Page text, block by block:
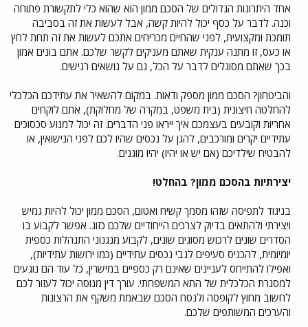
אחד היתרונות הגדולים של הסכם ממון הוא שהוא כלי לתקשורת פתוחה
וכנה. לדבר על כסף יכול להיות קשה, אבל לעשות את זה בסביבה
תומכת ומקצועית, לפני שהחיים מכריחים אתכם לעשות את זה תחת לחץ
או כעס, זו מתנה ענקית שאתם מעניקים לקשר שלכם. אתם בונים אמון
בכך שאתם מסוגלים לדבר על הכל, גם על נושאים רגישים.
והביטחון? הסכם ממון מספק ודאות. במקום להשאיר את עתידכם הכלכלי
להחלטה חיצונית (בית משפט, במקרה של מחלוקת), אתם לוקחים
אחריות וקובעים בעצמכם איך ייראו פני הדברים. זה יכול למנוע סכסוכים
עתידיים יקרים ומורכבים, להגן על נכסים שהיו לכם לפני הנישואין, או
להבטיח שילדיכם (אם יש או יהיו) יהיו מוגנים.
יצירתיות בהסכם ממון? בהחלט!
בניגוד לתפיסה שזהו מסמך קשיח ואטום, הסכם ממון יכול להיות גמיש
ויצירתי ולהתאים בדיוק לצרכים הייחודיים שלכם כזוג. אפשר לקבוע בו
הסדרים שונים לרכוש מסוגים שונים, לקבוע מנגנוני התנהלות כספית
יומיומית, להכניס סעיפים לגבי נכסים עתידיים (כמו ירושות עתידיות),
ואפילו להתייחס לעניינים שאינם רק כספיים במישרין, כל עוד הם נוגעים
למסגרת הכלכלית של התא המשפחתי. עורך דין מנוסה יכול לעזור לכם
לחשוב מחוץ לקופסה ולנסח הסכם שבאמת משקף את הרצונות
והערכים המשותפים שלכם.